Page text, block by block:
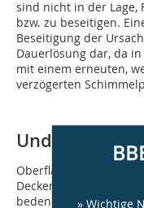
sind nicht in der Lage,
bzw. zu beseitigen.
Beseitigung der
Dauerlösung dar, da
mit einem erneuten,
verzögerten
Undichte
Oberflächlicher
Deckenflächen ist
bedenkt, welche» Wichtige